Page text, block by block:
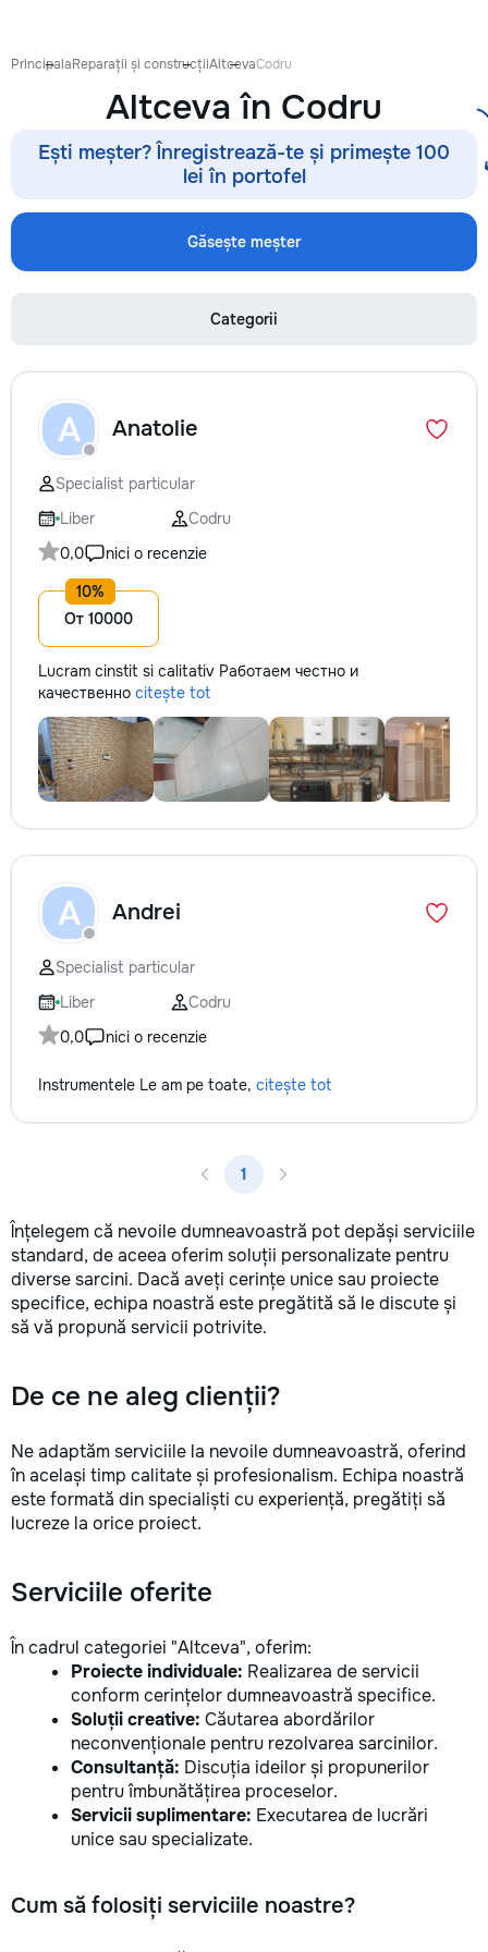
преподаватели
английскому
языку,
другим
проходит онлайн
интерактивной
использованием
каждого ученика.
мини-группы ✔
PrincipalaReparații și construcțiiAltcevaCodru
Altceva în Codru
Ești meșter? Înregistrează-te și primește 100
lei în portofel
Găsește meșter
Categorii
A Anatolie
Specialist particular
Liber
Codru
0,0
nici o recenzie
От 10000
Lucram cinstit si calitativ Работаем честно и
качественно citește tot
A Andrei
Specialist particular
Liber
Codru
0,0
nici o recenzie
Instrumentele Le am pe toate, citește tot
1
Înțelegem că nevoile dumneavoastră pot depăși serviciile
standard, de aceea oferim soluții personalizate pentru
diverse sarcini. Dacă aveți cerințe unice sau proiecte
specifice, echipa noastră este pregătită să le discute și
să vă propună servicii potrivite.
De ce ne aleg clienții?
Ne adaptăm serviciile la nevoile dumneavoastră, oferind
în același timp calitate și profesionalism. Echipa noastră
este formată din specialiști cu experiență, pregătiți să
lucreze la orice proiect.
Serviciile oferite
În cadrul categoriei "Altceva", oferim:
Proiecte individuale: Realizarea de servicii
conform cerințelor dumneavoastră specifice.
Soluții creative: Căutarea abordărilor
neconvenționale pentru rezolvarea sarcinilor.
Consultanță: Discuția ideilor și propunerilor
pentru îmbunătățirea proceselor.
Servicii suplimentare: Executarea de lucrări
unice sau specializate.
Cum să folosiți serviciile noastre?